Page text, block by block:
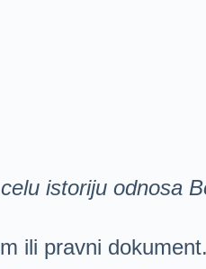
istoriju odnosa
ili pravni